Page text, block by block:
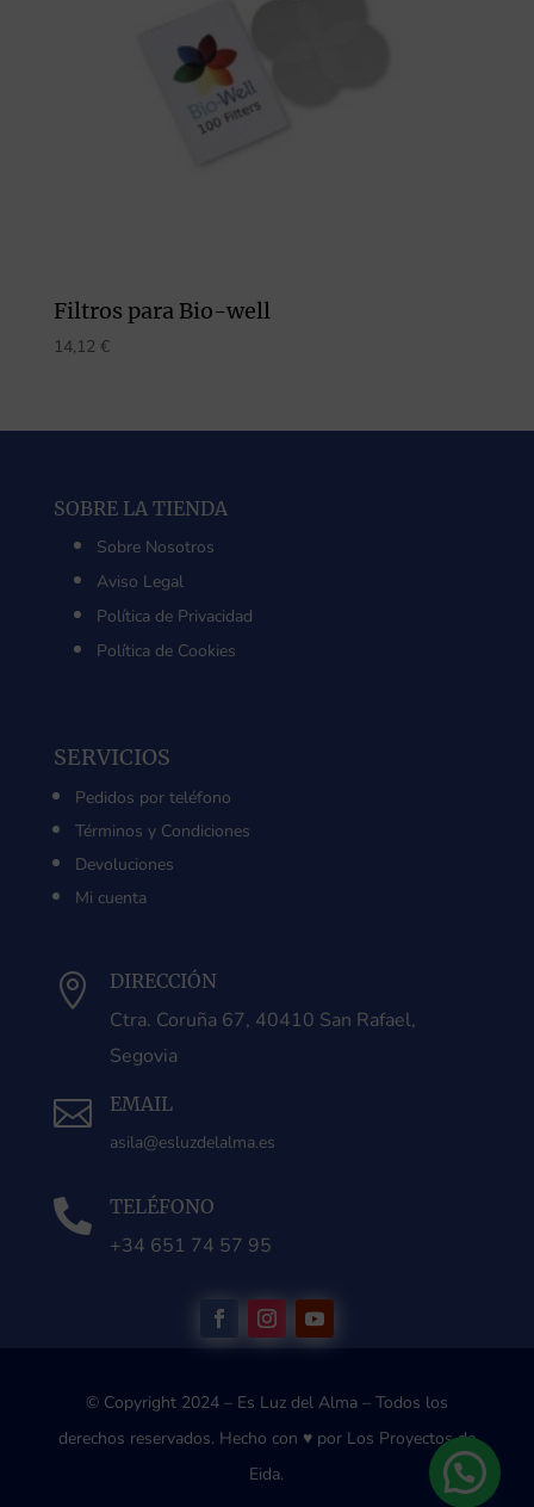
Filtros para Bio-well
14,12 €
SOBRE LA TIENDA
Sobre Nosotros
Aviso Legal
Política de Privacidad
Política de Cookies
SERVICIOS
Pedidos por teléfono
Términos y Condiciones
Devoluciones
Mi cuenta
 DIRECCIÓN
Ctra. Coruña 67, 40410 San Rafael,
Segovia
 EMAIL
asila@esluzdelalma.es
 TELÉFONO
+34 651 74 57 95
© Copyright 2024 – Es Luz del Alma – Todos los
derechos reservados. Hecho con ♥ por Los Proyectos de
Eida.